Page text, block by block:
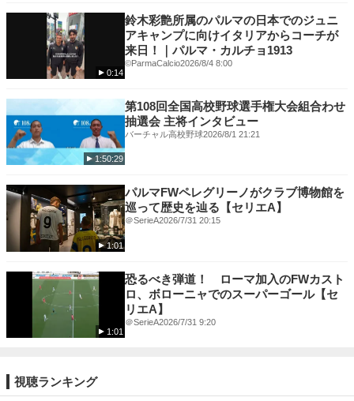
0:14
鈴木彩艶所属のパルマの日本でのジュニ
アキャンプに向けイタリアからコーチが
来日！｜パルマ・カルチョ1913
©️ParmaCalcio2026/8/4 8:00
1:50:29
第108回全国高校野球選手権大会組合わせ
抽選会 主将インタビュー
バーチャル高校野球2026/8/1 21:21
1:01
パルマFWペレグリーノがクラブ博物館を
巡って歴史を辿る【セリエA】
＠SerieA2026/7/31 20:15
1:01
恐るべき弾道！ ローマ加入のFWカスト
ロ、ボローニャでのスーパーゴール【セ
リエA】
＠SerieA2026/7/31 9:20
視聴ランキング